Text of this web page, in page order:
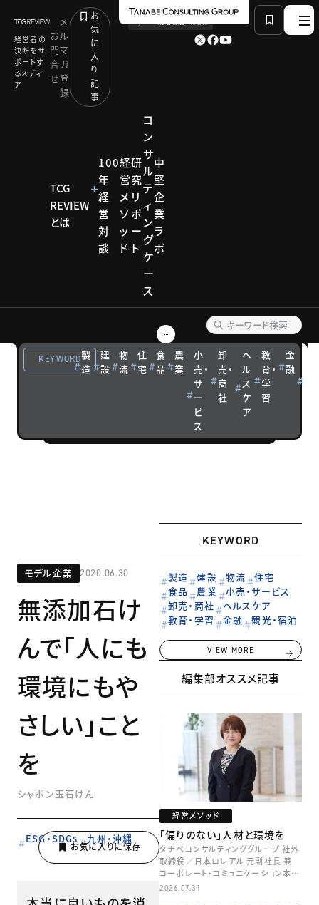
経営者の
決断をサ
ポートす
るメディ
ア
お
問
合
せ
メ
ル
マ
ガ
登
録
お
気
に
入
り
記
事
TCG
REVIEW
とは
100
年
経
営
対
談
経
営
メ
ソ
ッ
ド
研
究
リ
ポ
ー
ト
コ
ン
サ
ル
テ
ィ
ン
グ
ケ
ー
ス
中
堅
企
業
ラ
ボ
KEYWORD製
造
建
設
物
流
住
宅
食
品
農
業
小
売・
サ
ー
ビ
ス
卸
売・
商
社
ヘ
ル
ス
ケ
ア
教
育・
学
習
金
融
モデル企業
無添加石けんで「人にも環境にもやさしい」ことを
モデル企業
モデル
【企業事例】
略を実践する
企業の成功ス
モデル企業 2020.06.30
無添加石け
んで「人にも
環境にもや
さしい」こと
を
シャボン玉石けん
ESG・SDGs 九州・沖縄
KEYWORD
製造 建設 物流
住宅
食品
農業
小売・サービス
卸売・商社
ヘルスケア
教育・学習
金融 観光・宿泊
VIEW MORE
編集部オススメ記事
経営メソッド
「偏りのない」人材と環境を
タナベコンサルティンググループ 社外
取締役／日本ロレアル 元副社長 兼
コーポレート・コミュニケーション本部
本部長／キャリアコンサルタント 井村
2026.07.31